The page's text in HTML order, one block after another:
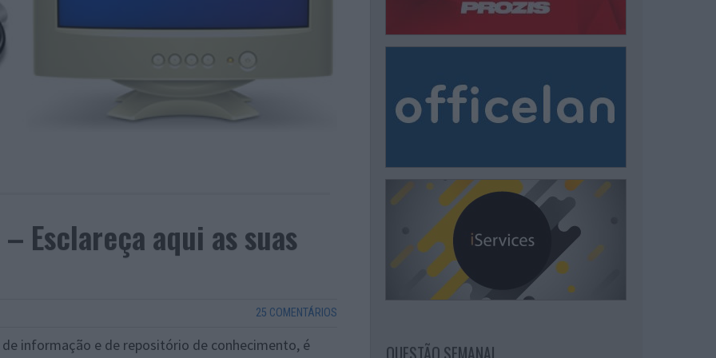
Esclareça aqui as suas
25 COMENTÁRIOS
informação e de repositório de conhecimento, é